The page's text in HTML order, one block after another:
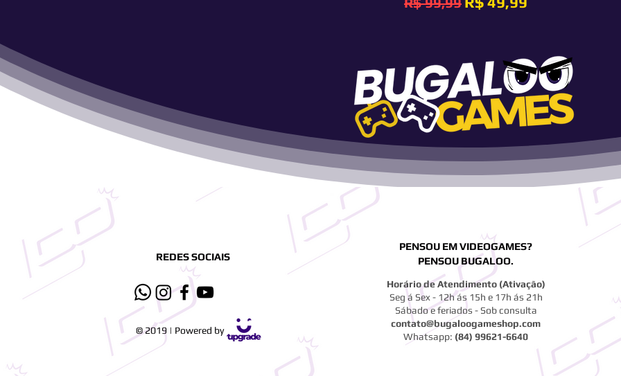
REDES SOCIAIS
© 2019 | Powered by
PENSOU EM VIDEOGAMES?
PENSOU BUGALOO.
Horário de Atendimento (Ativação)
Seg á Sex - 12h ás 15h e 17h ás 21h
Sábado e feriados - Sob consulta
contato@bugaloogameshop.com
Whatsapp: (84) 99621-6640